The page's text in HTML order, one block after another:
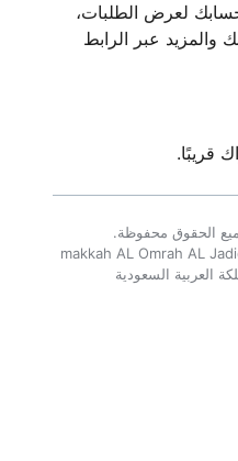
لعرض الطلبات،
والمزيد عبر الرابط
قريبًا.
الحقوق محفوظة.
makkah AL Omrah AL